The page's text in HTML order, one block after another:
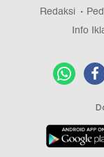
Redaksi
Info